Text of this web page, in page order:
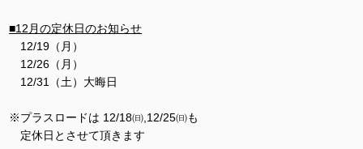
■12月の定休日のお知らせ
12/19（月）
12/26（月）
12/31（土）大晦日
※プラスロードは 12/18㈰,12/25㈰も
定休日とさせて頂きます